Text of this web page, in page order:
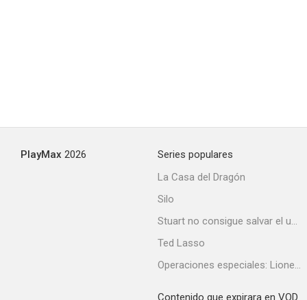
PlayMax 2026
Series populares
La Casa del Dragón
Silo
Stuart no consigue salvar el universo
Ted Lasso
Operaciones especiales: Lioness
Contenido que expirara en VOD